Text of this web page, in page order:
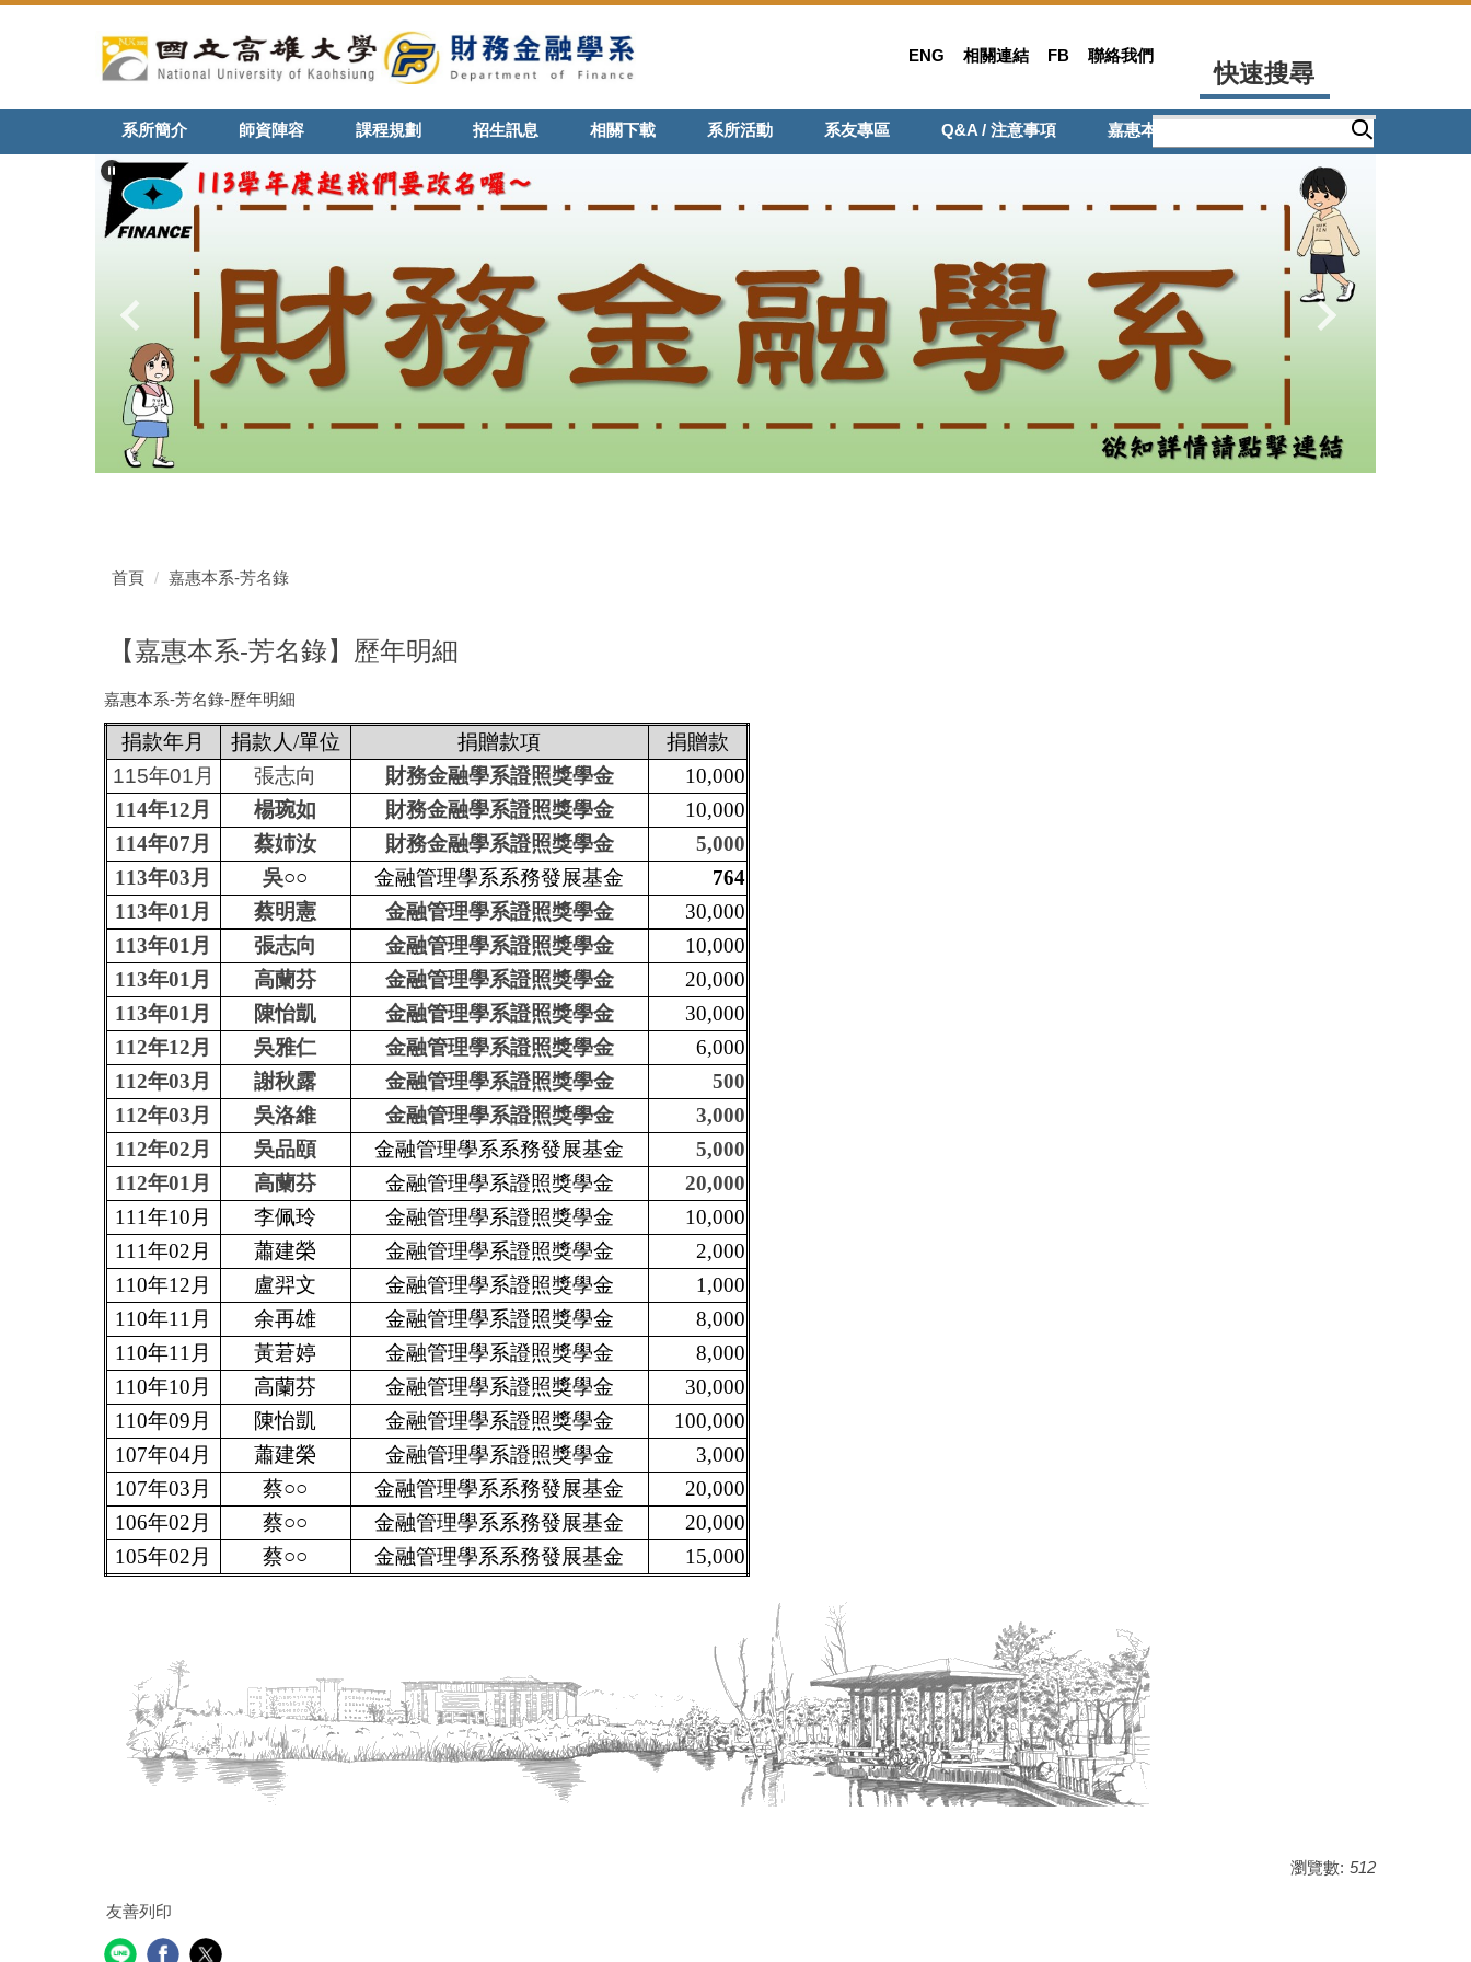
ENG 相關連結 FB 聯絡我們
系所簡介 師資陣容 課程規劃 招生訊息 相關下載 系所活動 系友專區 Q&A / 注意事項 嘉惠本系
快速搜尋
首頁 嘉惠本系-芳名錄
【嘉惠本系-芳名錄】歷年明細
嘉惠本系-芳名錄-歷年明細
捐款年月 捐款人/單位 捐贈款項
捐贈款
115年01月
張志向 財務金融學系證照獎學金
10,000
114年12月
楊琬如 財務金融學系證照獎學金
10,000
114年07月
蔡姉汝 財務金融學系證照獎學金
5,000
113年03月
吳○○ 金融管理學系系務發展基金
764
113年01月
蔡明憲 金融管理學系證照獎學金
30,000
113年01月
張志向 金融管理學系證照獎學金
10,000
113年01月
高蘭芬 金融管理學系證照獎學金
20,000
113年01月
陳怡凱 金融管理學系證照獎學金
30,000
112年12月
吳雅仁 金融管理學系證照獎學金
6,000
112年03月
謝秋露 金融管理學系證照獎學金
500
112年03月
吳洛維 金融管理學系證照獎學金
3,000
112年02月
吳品頤 金融管理學系系務發展基金
5,000
112年01月
高蘭芬 金融管理學系證照獎學金
20,000
111年10月
李佩玲 金融管理學系證照獎學金
10,000
111年02月
蕭建榮 金融管理學系證照獎學金
2,000
110年12月
盧羿文 金融管理學系證照獎學金
1,000
110年11月
余再雄 金融管理學系證照獎學金
8,000
110年11月
黃莙婷 金融管理學系證照獎學金
8,000
110年10月
高蘭芬 金融管理學系證照獎學金
30,000
110年09月
陳怡凱 金融管理學系證照獎學金
100,000
107年04月
蕭建榮 金融管理學系證照獎學金
3,000
107年03月
蔡○○ 金融管理學系系務發展基金
20,000
106年02月
蔡○○ 金融管理學系系務發展基金
20,000
105年02月
蔡○○ 金融管理學系系務發展基金 15,000
瀏覽數: 512
友善列印